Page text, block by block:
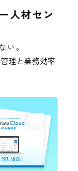
人材セン
。
理と業務効率